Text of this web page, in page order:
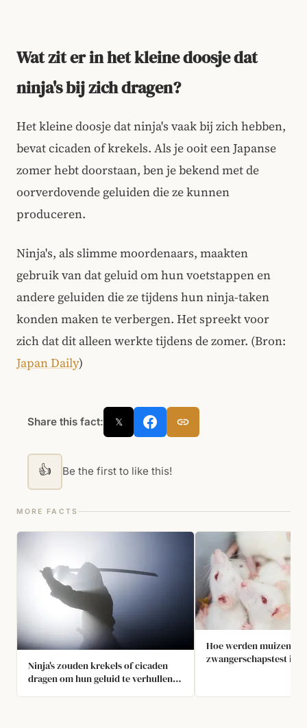
Wat zit er in het kleine doosje dat
ninja's bij zich dragen?
Het kleine doosje dat ninja's vaak bij zich hebben,
bevat cicaden of krekels. Als je ooit een Japanse
zomer hebt doorstaan, ben je bekend met de
oorverdovende geluiden die ze kunnen
produceren.
Ninja's, als slimme moordenaars, maakten
gebruik van dat geluid om hun voetstappen en
andere geluiden die ze tijdens hun ninja-taken
konden maken te verbergen. Het spreekt voor
zich dat dit alleen werkte tijdens de zomer. (Bron:
Japan Daily)
Share this fact: 𝕏
👍 Be the first to like this!
MORE FACTS
Ninja's zouden krekels of cicaden
dragen om hun geluid te verhullen
Hoe werden muizen
zwangerschapstest in